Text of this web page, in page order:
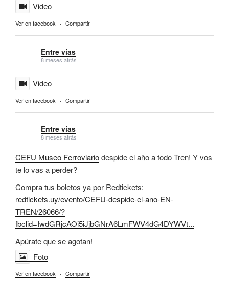
Video
Ver en facebook · Compartir
Entre vías
8 meses atrás
Video
Ver en facebook · Compartir
Entre vías
8 meses atrás
CEFU Museo Ferroviariodespide el año a todo Tren! Y vos
te lo vas a perder?
Compra tus boletos ya por Redtickets:
redtickets.uy/evento/CEFU-despide-el-ano-EN-
TREN/26066/?
fbclid=IwdGRjcAOi5iJjbGNrA6LmFWV4dG4DYWVt...
Apúrate que se agotan!
Foto
Ver en facebook · Compartir